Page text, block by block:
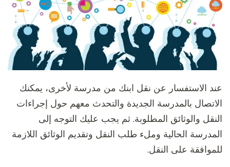
عند الاستفسار عن نقل ابنك من مدرسة لأخرى، يمكنك
الاتصال بالمدرسة الجديدة والتحدث معهم حول إجراءات
النقل والوثائق المطلوبة. ثم يجب عليك التوجه إلى
المدرسة الحالية وملء طلب النقل وتقديم الوثائق اللازمة
للموافقة على النقل.